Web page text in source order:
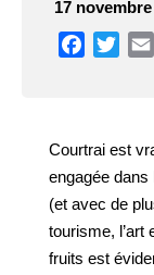
17 novembre
Facebook
Courtrai est
engagée
(et avec de
tourisme, l’art
fruits est